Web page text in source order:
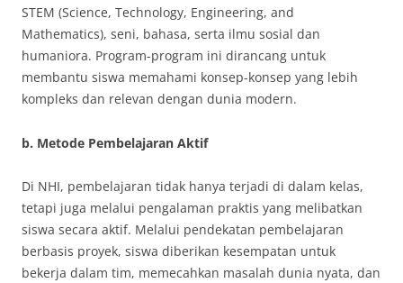
STEM (Science, Technology, Engineering, and
Mathematics), seni, bahasa, serta ilmu sosial dan
humaniora. Program-program ini dirancang untuk
membantu siswa memahami konsep-konsep yang lebih
kompleks dan relevan dengan dunia modern.
b. Metode Pembelajaran Aktif
Di NHI, pembelajaran tidak hanya terjadi di dalam kelas,
tetapi juga melalui pengalaman praktis yang melibatkan
siswa secara aktif. Melalui pendekatan pembelajaran
berbasis proyek, siswa diberikan kesempatan untuk
bekerja dalam tim, memecahkan masalah dunia nyata, dan